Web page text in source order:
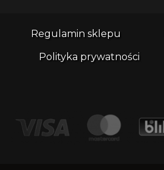
Regulamin sklepu
Polityka prywatności